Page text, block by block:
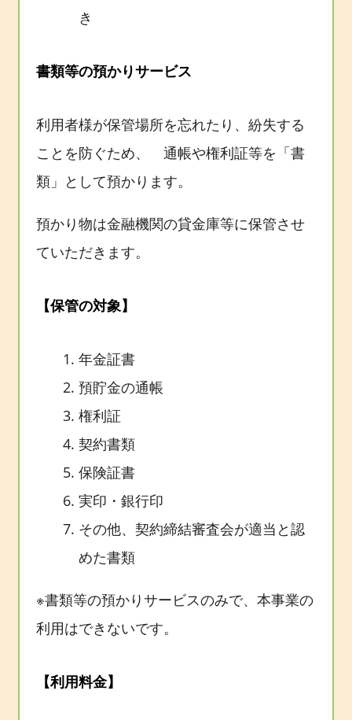
き
書類等の預かりサービス
利用者様が保管場所を忘れたり、紛失する
ことを防ぐため、 通帳や権利証等を「書
類」として預かります。
預かり物は金融機関の貸金庫等に保管させ
ていただきます。
【保管の対象】
年金証書
預貯金の通帳
権利証
契約書類
保険証書
実印・銀行印
その他、契約締結審査会が適当と認
めた書類
※書類等の預かりサービスのみで、本事業の
利用はできないです。
【利用料金】